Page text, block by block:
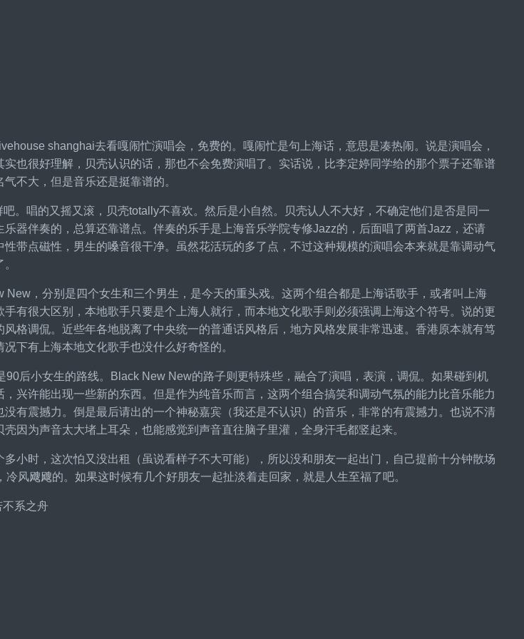
shanghai去看嘎闹忙演唱会，免费的。嘎闹忙是句上海话，意思是凑热闹。说是演唱会，
也很好理解，贝壳认识的话，那也不会免费演唱了。实话说，比李定婷同学给的那个票子还靠谱
不大，但是音乐还是挺靠谱的。
。唱的又摇又滚，贝壳totally不喜欢。然后是小自然。贝壳认人不大好，不确定他们是否是同一
器伴奏的，总算还靠谱点。伴奏的乐手是上海音乐学院专修Jazz的，后面唱了两首Jazz，还请
带点磁性，男生的嗓音很干净。虽然花活玩的多了点，不过这种规模的演唱会本来就是靠调动气
New，分别是四个女生和三个男生，是今天的重头戏。这两个组合都是上海话歌手，或者叫上海
有很大区别，本地歌手只要是个上海人就行，而本地文化歌手则必须强调上海这个符号。说的更
格调侃。近些年各地脱离了中央统一的普通话风格后，地方风格发展非常迅速。香港原本就有笃
下有上海本地文化歌手也没什么好奇怪的。
90后小女生的路线。Black New New的路子则更特殊些，融合了演唱，表演，调侃。如果碰到机
兴许能出现一些新的东西。但是作为纯音乐而言，这两个组合搞笑和调动气氛的能力比音乐能力
有震撼力。倒是最后请出的一个神秘嘉宾（我还是不认识）的音乐，非常的有震撼力。也说不清
因为声音太大堵上耳朵，也能感觉到声音直往脑子里灌，全身汗毛都竖起来。
多小时，这次怕又没出租（虽说看样子不大可能），所以没和朋友一起出门，自己提前十分钟散场
风飕飕的。如果这时候有几个好朋友一起扯淡着走回家，就是人生至福了吧。
系之舟